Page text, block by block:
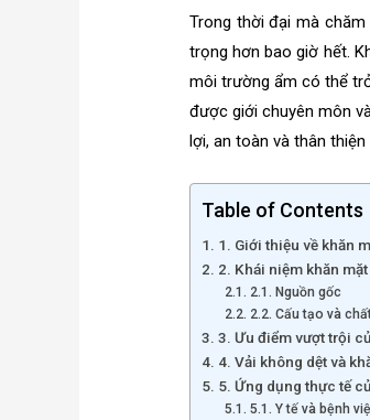
Trong thời đại mà
trọng hơn bao giờ hết.
môi trường ẩm có thể
được giới chuyên môn
lợi, an toàn và thân
Table of Contents
1. Giới thiệu về khăn
2. Khái niệm khăn
2.1. Nguồn gốc
2.2. Cấu tạo và
3. Ưu điểm vượt trội
4. Vải không dệt và
5. Ứng dụng thực tế
5.1. Y tế và bệnh